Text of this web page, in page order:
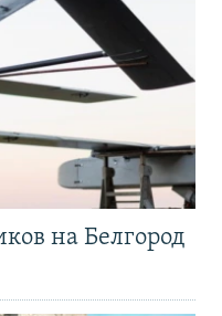
на Белгород